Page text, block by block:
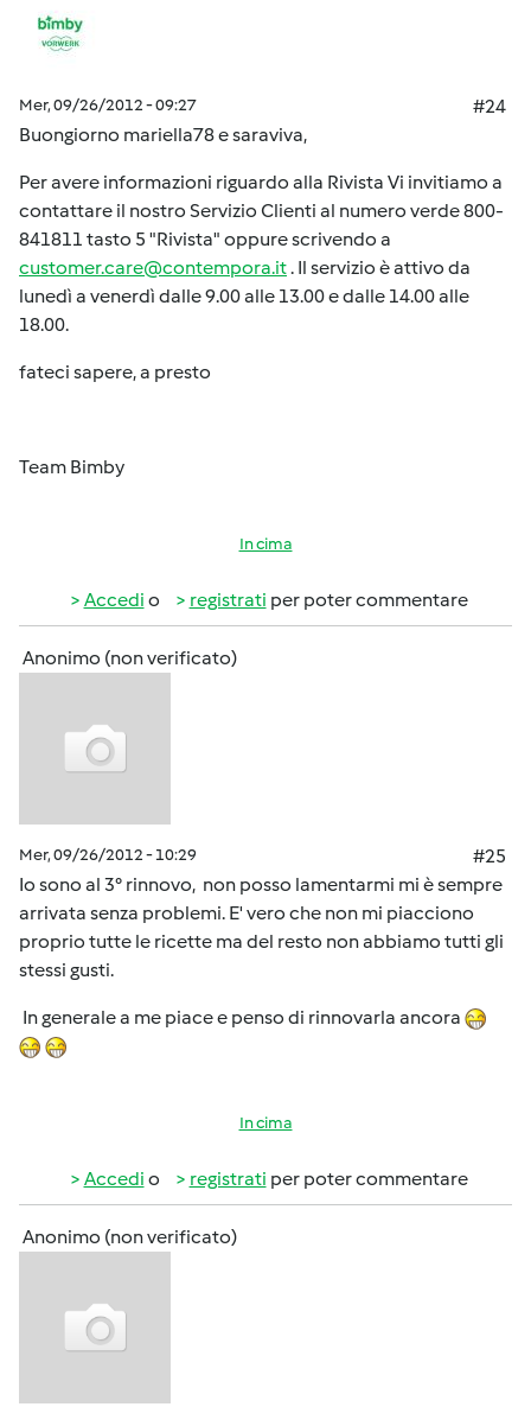
Mer, 09/26/2012 - 09:27
#24
Buongiorno mariella78 e saraviva,
Per avere informazioni riguardo alla Rivista Vi invitiamo a
contattare il nostro Servizio Clienti al numero verde 800-
841811 tasto 5 "Rivista" oppure scrivendo a
customer.care@contempora.it. Il servizio è attivo da
lunedì a venerdì dalle 9.00 alle 13.00 e dalle 14.00 alle
18.00.
fateci sapere, a presto
Team Bimby
In cima
Accedi o registrati per poter commentare
Anonimo (non verificato)
Mer, 09/26/2012 - 10:29
#25
Io sono al 3° rinnovo, non posso lamentarmi mi è sempre
arrivata senza problemi. E' vero che non mi piacciono
proprio tutte le ricette ma del resto non abbiamo tutti gli
stessi gusti.
In generale a me piace e penso di rinnovarla ancora
In cima
Accedi o registrati per poter commentare
Anonimo (non verificato)